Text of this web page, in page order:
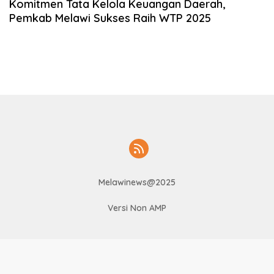
Komitmen Tata Kelola Keuangan Daerah,
Pemkab Melawi Sukses Raih WTP 2025
Melawinews@2025
Versi Non AMP